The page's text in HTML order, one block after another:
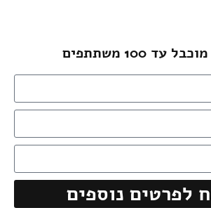
עד 100 משתתפים
לפרטים נוספים